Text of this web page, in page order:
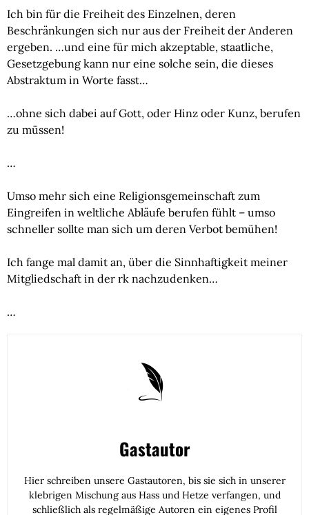
Ich bin für die Freiheit des Einzelnen, deren
Beschränkungen sich nur aus der Freiheit der Anderen
ergeben. …und eine für mich akzeptable, staatliche,
Gesetzgebung kann nur eine solche sein, die dieses
Abstraktum in Worte fasst…
…ohne sich dabei auf Gott, oder Hinz oder Kunz, berufen
zu müssen!
…
Umso mehr sich eine Religionsgemeinschaft zum
Eingreifen in weltliche Abläufe berufen fühlt – umso
schneller sollte man sich um deren Verbot bemühen!
Ich fange mal damit an, über die Sinnhaftigkeit meiner
Mitgliedschaft in der rk nachzudenken…
…
Gastautor
Hier schreiben unsere Gastautoren, bis sie sich in unserer
klebrigen Mischung aus Hass und Hetze verfangen, und
schließlich als regelmäßige Autoren ein eigenes Profil